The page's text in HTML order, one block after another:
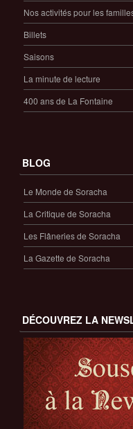
Nos activités pour les
Billets
Saisons
La minute de lecture
400 ans de La Fontaine
BLOG
Le Monde de Soracha
La Critique de Soracha
Les Flâneries de Soracha
La Gazette de Soracha
DÉCOUVREZ LA